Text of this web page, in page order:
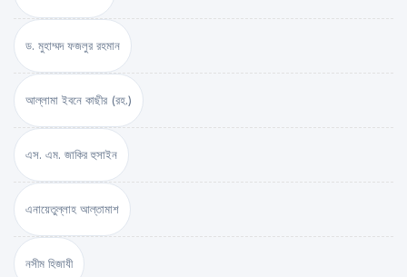
ড. মুহাম্মদ ফজলুর রহমান
আল্লামা ইবনে কাছীর (রহ.)
এস. এম. জাকির হুসাইন
এনায়েতুল্লাহ আল্‌তামাশ
নসীম হিজাযী